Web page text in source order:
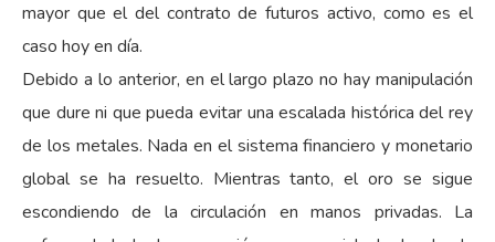
mayor que el del contrato de futuros activo, como es el
caso hoy en día.
Debido a lo anterior, en el largo plazo no hay manipulación
que dure ni que pueda evitar una escalada histórica del rey
de los metales. Nada en el sistema financiero y monetario
global se ha resuelto. Mientras tanto, el oro se sigue
escondiendo de la circulación en manos privadas. La